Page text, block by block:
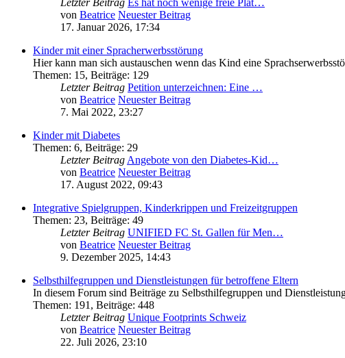
von Beatrice Neuester Beitrag
17. Januar 2026, 17:34
Kinder mit einer Spracherwerbsstörung
Hier kann man sich austauschen wenn das Kind eine
Themen: 15, Beiträge: 129
Letzter Beitrag Petition unterzeichnen: Eine …
von Beatrice Neuester Beitrag
7. Mai 2022, 23:27
Kinder mit Diabetes
Themen: 6, Beiträge: 29
Letzter Beitrag Angebote von den Diabetes-Kid…
von Beatrice Neuester Beitrag
17. August 2022, 09:43
Integrative Spielgruppen, Kinderkrippen und Freizeitgruppen
Themen: 23, Beiträge: 49
Letzter Beitrag UNIFIED FC St. Gallen für Men…
von Beatrice Neuester Beitrag
9. Dezember 2025, 14:43
Selbsthilfegruppen und Dienstleistungen für betroffene Eltern
In diesem Forum sind Beiträge zu Selbsthilfegruppen und
Themen: 191 , Beiträge: 448
Letzter Beitrag Unique Footprints Schweiz
von Beatrice Neuester Beitrag
22. Juli 2026, 23:10